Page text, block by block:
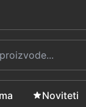
Noviteti